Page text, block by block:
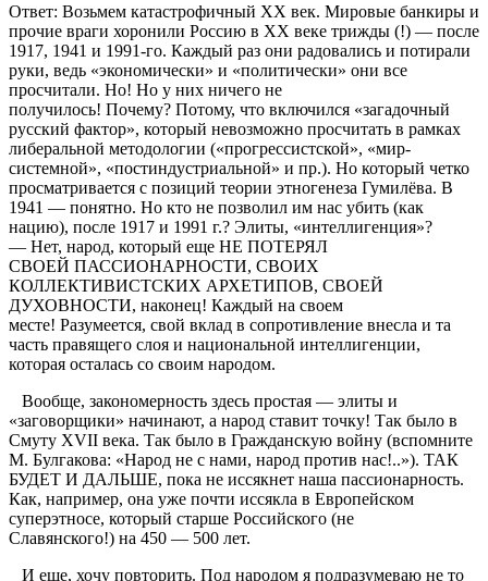
Ответ: Возьмем катастрофичный XX век. Мировые банкиры и
прочие враги хоронили Россию в XX веке трижды (!) — после
1917, 1941 и 1991-го. Каждый раз они радовались и потирали
руки, ведь «экономически» и «политически» они все
просчитали. Но! Но у них ничего не
получилось! Почему? Потому, что включился «загадочный
русский фактор», который невозможно просчитать в рамках
либеральной методологии («прогрессистской», «мир-
системной», «постиндустриальной» и пр.). Но который четко
просматривается с позиций теории этногенеза Гумилёва. В
1941 — понятно. Но кто не позволил им нас убить (как
нацию), после 1917 и 1991 г.? Элиты, «интеллигенция»?
— Нет, народ, который еще НЕ ПОТЕРЯЛ
СВОЕЙ ПАССИОНАРНОСТИ, СВОИХ
КОЛЛЕКТИВИСТСКИХ АРХЕТИПОВ, СВОЕЙ
ДУХОВНОСТИ, наконец! Каждый на своем
месте! Разумеется, свой вклад в сопротивление внесла и та
часть правящего слоя и национальной интеллигенции,
которая осталась со своим народом.
Вообще, закономерность здесь простая — элиты и
«заговорщики» начинают, а народ ставит точку! Так было в
Смуту XVII века. Так было в Гражданскую войну (вспомните
М. Булгакова: «Народ не с нами, народ против нас!..»). ТАК
БУДЕТ И ДАЛЬШЕ, пока не иссякнет наша пассионарность.
Как, например, она уже почти иссякла в Европейском
суперэтносе, который старше Российского (не
Славянского!) на 450 — 500 лет.
И еще, хочу повторить. Под народом я подразумеваю не то